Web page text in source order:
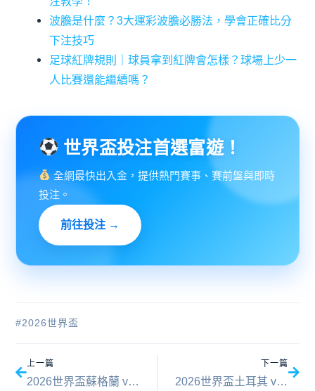
波膽是什麼？3大運彩波膽必勝法，學會正確比分
下注技巧
足球紅牌規則｜球員拿到紅牌會怎樣？球場上少一
人比賽還能繼續嗎？
世界盃投注首選富遊！
全網最快出入金，提供熱門賽事、賽前盤與即時
投注。
前往投注 →
#2026世界盃
上一篇
2026世界盃蘇格蘭 vs 巴西預測分析：勝負關鍵與比分數據全評估
下一篇
2026世界盃土耳其 vs 美國預測分析：勝負關鍵與比分數據全評估